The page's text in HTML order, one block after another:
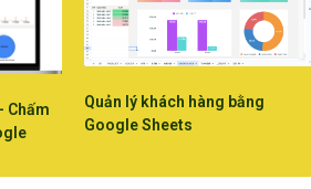
Chấm
Quản lý khách hàng bằng
Google Sheets